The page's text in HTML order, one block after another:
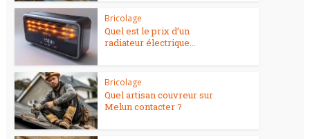
Bricolage
Quel est le prix d’un
radiateur électrique...
Bricolage
Quel artisan couvreur sur
Melun contacter ?